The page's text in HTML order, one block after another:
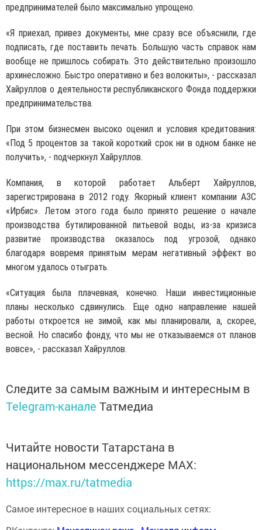
предпринимателей было максимально упрощено.
«Я приехал, привез документы, мне сразу все объяснили, где
подписать, где поставить печать. Большую часть справок нам
вообще не пришлось собирать. Это действительно произошло
архинесложно. Быстро оперативно и без волокиты», - рассказал
Хайруллов о деятельности республиканского Фонда поддержки
предпринимательства.
При этом бизнесмен высоко оценил и условия кредитования:
«Под 5 процентов за такой короткий срок ни в одном банке не
получить», - подчеркнул Хайруллов.
Компания, в которой работает Альберт Хайруллов,
зарегистрирована в 2012 году. Якорный клиент компании АЗС
«Ирбис». Летом этого года было принято решение о начале
производства бутилированной питьевой воды, из-за кризиса
развитие производства оказалось под угрозой, однако
благодаря вовремя принятым мерам негативный эффект во
многом удалось отыграть.
«Ситуация была плачевная, конечно. Наши инвестиционные
планы несколько сдвинулись. Еще одно направление нашей
работы откроется не зимой, как мы планировали, а, скорее,
весной. Но спасибо фонду, что мы не отказываемся от планов
вовсе», - рассказал Хайруллов.
Следите за самым важным и интересным в
Telegram-канале Татмедиа
Читайте новости Татарстана в
национальном мессенджере MАХ:
https://max.ru/tatmedia
Самое интересное в наших социальных сетях: